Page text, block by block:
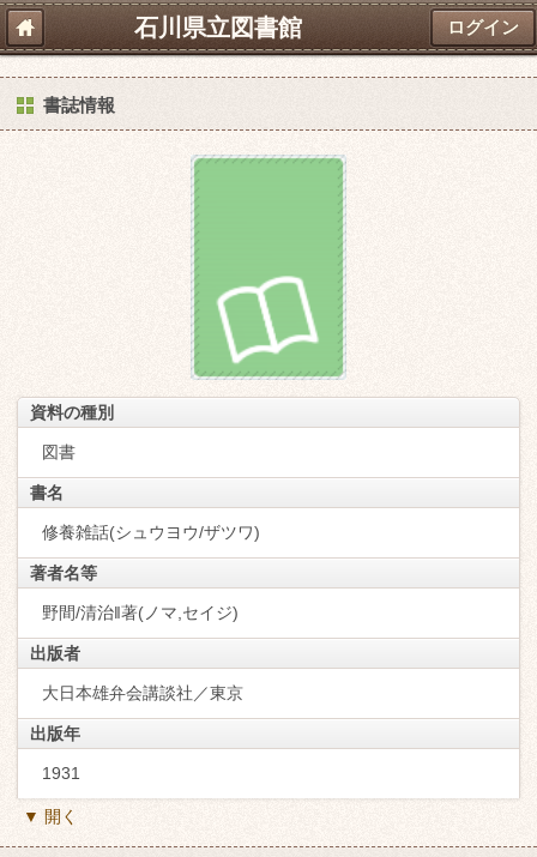
石川県立図書館 ログイン
書誌情報
資料の種別
図書
書名
修養雑話(シュウヨウ/ザツワ)
著者名等
野間/清治‖著(ノマ,セイジ)
出版者
大日本雄弁会講談社／東京
出版年
1931
▼ 開く